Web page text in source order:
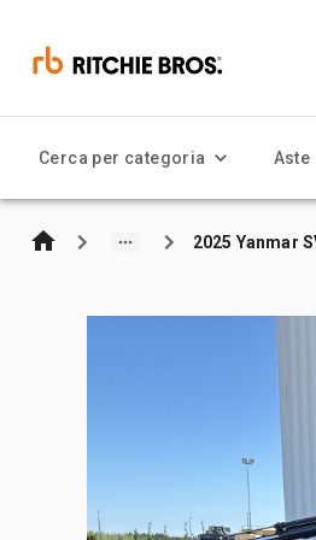
Cerca per categoria Aste
2025 Yanmar